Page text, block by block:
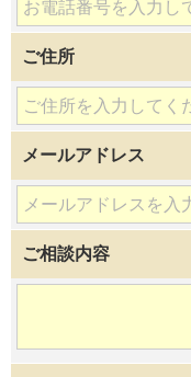
ご住所
メールアドレス
ご相談内容